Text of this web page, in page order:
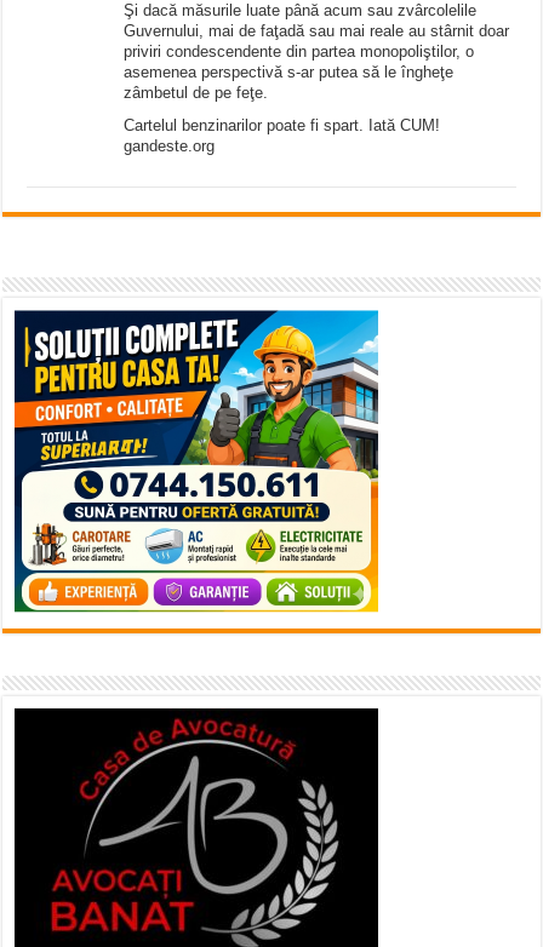
Şi dacă măsurile luate până acum sau zvârcolelile
Guvernului, mai de faţadă sau mai reale au stârnit doar
priviri condescendente din partea monopoliştilor, o
asemenea perspectivă s-ar putea să le îngheţe
zâmbetul de pe feţe.
Cartelul benzinarilor poate fi spart. Iată CUM!
gandeste.org